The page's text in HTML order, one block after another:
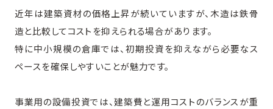
近年は建築資材の価格上昇が続いていますが、木造は鉄骨
造と比較してコストを抑えられる場合があります。
特に中小規模の倉庫では、初期投資を抑えながら必要なス
ペースを確保しやすいことが魅力です。
事業用の設備投資では、建築費と運用コストのバランスが重